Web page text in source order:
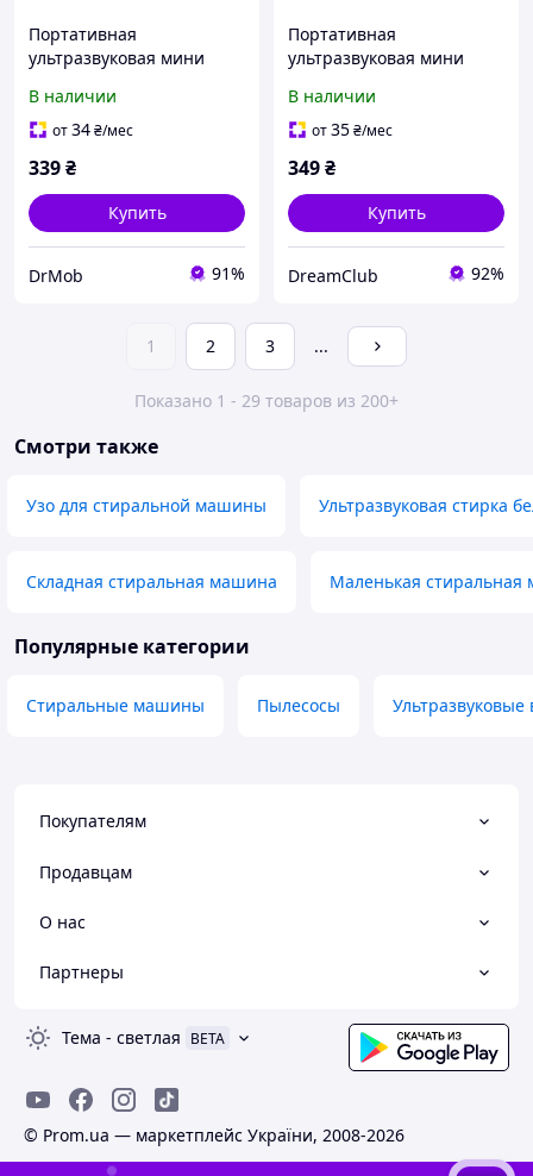
Портативная
ультразвуковая мини
Turbine Wash с USB
питанием для стирки до 1
В наличии
от34₴/мес
339₴
Купить
DrMob 91%
Портативная
ультразвуковая мини
Turbine Wash с USB
питанием для стирки до 1
В наличии
от35₴/мес
349₴
Купить
DreamClub 92%
1 2 3 ...
Показано 1 - 29 товаров из 200+
Смотри также
Узо для стиральной машины Ультразвуковая стирка
Складная стиральная машина Маленькая стиральная
Популярные категории
Стиральные машины Пылесосы
Покупателям
Продавцам
О нас
Партнеры
Тема - светлая BETA
© Prom.ua — маркетплейс України, 2008-2026